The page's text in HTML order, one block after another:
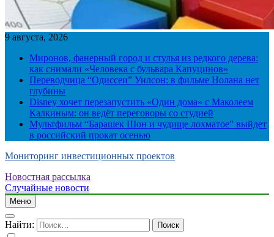
9 августа, 2026
Миронов, фанерный город и стулья из редкого дерева:
как снимали «Человека с бульвара Капуцинов»
Переводчица “Одиссеи” Уилсон: в фильме Нолана нет
глубины
Disney хочет перезапустить «Один дома» с Маколеем
Калкиным: он ведёт переговоры со студией
Мультфильм “Барашек Шон и чудище лохматое” выйдет
в российский прокат осенью
Мониторинг инвестиционных проектов
Новостная рассылка
Случайные новости
Меню
Найти: